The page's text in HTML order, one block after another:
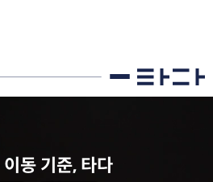
동 기준, 타다